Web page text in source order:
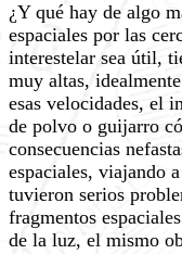
¿Y qué hay de algo
espaciales por las
interestelar sea útil,
muy altas,
esas velocidades, el
de polvo o guijarro
consecuencias
espaciales, viajando
tuvieron serios
fragmentos
de la luz, el mismo